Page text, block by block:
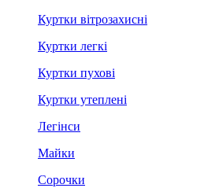
Куртки вітрозахисні
Куртки легкі
Куртки пухові
Куртки утеплені
Легінси
Майки
Сорочки